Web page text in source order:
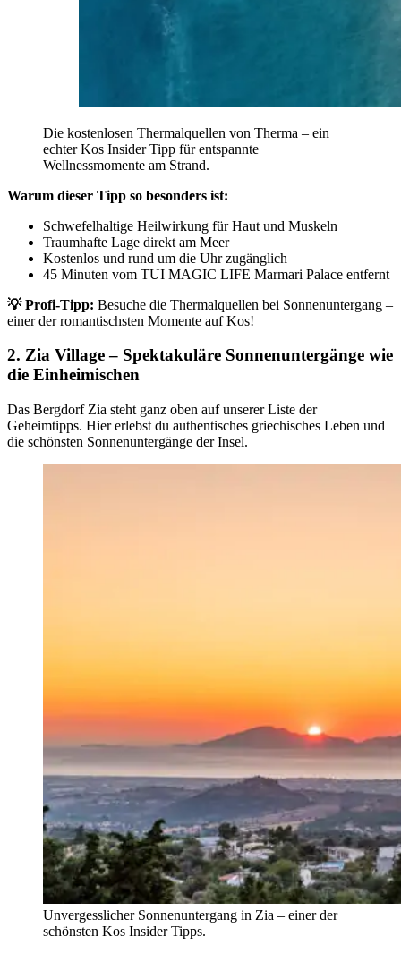
Die kostenlosen Thermalquellen von Therma – ein
echter Kos Insider Tipp für entspannte
Wellnessmomente am Strand.
Warum dieser Tipp so besonders ist:
Schwefelhaltige Heilwirkung für Haut und Muskeln
Traumhafte Lage direkt am Meer
Kostenlos und rund um die Uhr zugänglich
45 Minuten vom TUI MAGIC LIFE Marmari Palace entfernt
💡 Profi-Tipp: Besuche die Thermalquellen bei Sonnenuntergang –
einer der romantischsten Momente auf Kos!
2. Zia Village – Spektakuläre Sonnenuntergänge wie
die Einheimischen
Das Bergdorf Zia steht ganz oben auf unserer Liste der
Geheimtipps. Hier erlebst du authentisches griechisches Leben und
die schönsten Sonnenuntergänge der Insel.
Unvergesslicher Sonnenuntergang in Zia – einer der
schönsten Kos Insider Tipps.